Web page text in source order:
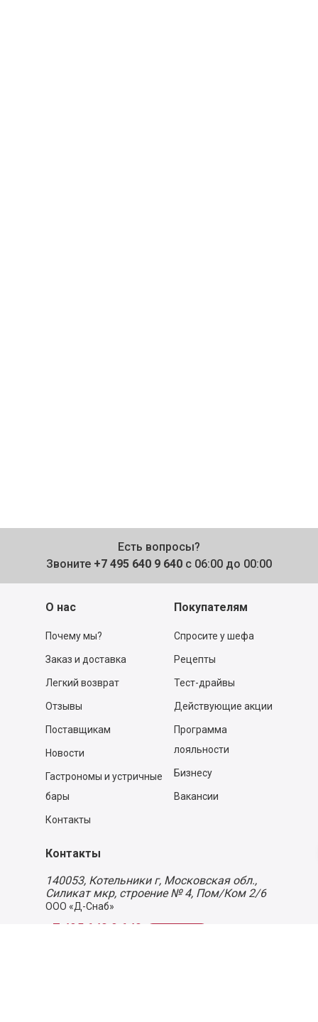
Есть вопросы?
Звоните +7 495 640 9 640 с 06:00 до 00:00
О нас
Почему мы?
Заказ и доставка
Легкий возврат
Отзывы
Поставщикам
Новости
Гастрономы и устричные
бары
Контакты
Покупателям
Спросите у шефа
Рецепты
Тест-драйвы
Действующие акции
Программа
лояльности
Бизнесу
Вакансии
Контакты
140053, Котельники г, Московская обл.,
Силикат мкр, строение № 4, Пом/Ком 2/6
ООО «Д-Снаб»
+7 495 640 9 640